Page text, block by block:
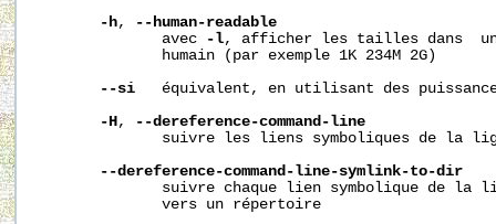
-h,
--human-readable
              avec
-l, afficher les tailles dans
              humain (par exemple 1K 234M 2G)
--si
équivalent, en utilisant des
-H,
--dereference-command-line
suivre les liens symboliques de la
--dereference-command-line-symlink-to-dir
suivre chaque lien symbolique de la
              vers un répertoire